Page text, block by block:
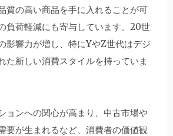
質の高い商品を手に入れることが可
負荷軽減にも寄与しています。20世
影響力が増し、特にYやZ世代はデジ
た新しい消費スタイルを持っていま
ョンへの関心が高まり、中古市場や
要が生まれるなど、消費者の価値観